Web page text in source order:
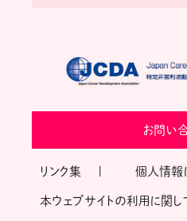
お問い
リンク集 個人情報
本ウェブサイトの利用に関し